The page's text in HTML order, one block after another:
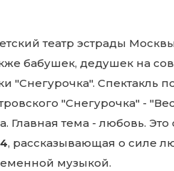
театр эстрады
бабушек, дедушек на
"Снегурочка". Спектакль
"Снегурочка" -
Главная тема - любовь.
, рассказывающая о силе
музыкой.